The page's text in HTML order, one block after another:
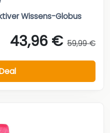
Wissens-Globus
43,96 € 59,99 €